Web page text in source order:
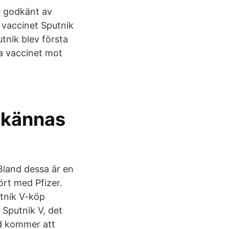
godkänt av
Sputnik
blev första
vaccinet mot
dessa är en
med Pfizer.
V-köp
V, det
kommer att